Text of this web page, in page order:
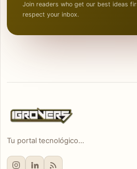
Join readers who get our best ideas
respect your inbox.
Tu portal tecnológico...